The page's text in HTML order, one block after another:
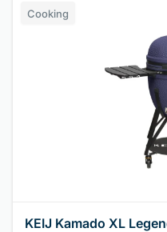
KEIJ Kamado XL
Cooking